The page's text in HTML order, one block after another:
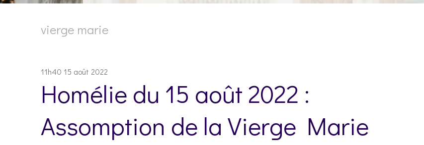
vierge marie
11h40 15 août 2022
Homélie du 15 août 2022 :
Assomption de la Vierge Marie